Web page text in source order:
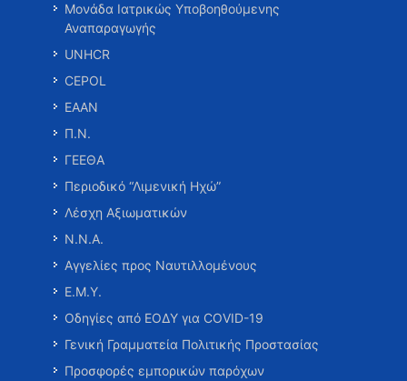
Μονάδα Ιατρικώς Υποβοηθούμενης
Αναπαραγωγής
UNHCR
CEPOL
ΕΑΑΝ
Π.Ν.
ΓΕΕΘΑ
Περιοδικό “Λιμενική Ηχώ”
Λέσχη Αξιωματικών
Ν.Ν.Α.
Αγγελίες προς Ναυτιλλομένους
Ε.Μ.Υ.
Οδηγίες από ΕΟΔΥ για COVID-19
Γενική Γραμματεία Πολιτικής Προστασίας
Προσφορές εμπορικών παρόχων